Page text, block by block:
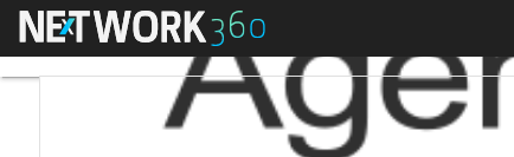
Menu